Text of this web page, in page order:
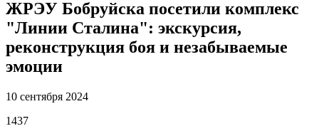
ЖРЭУ Бобруйска посетили комплекс
"Линии Сталина": экскурсия,
реконструкция боя и незабываемые
эмоции
10 сентября 2024
1437